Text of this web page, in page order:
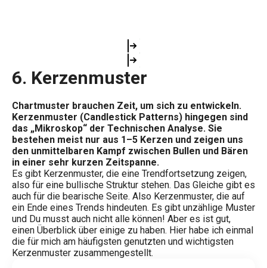
6. Kerzenmuster
Chartmuster brauchen Zeit, um sich zu entwickeln.
Kerzenmuster (Candlestick Patterns) hingegen sind
das „Mikroskop“ der Technischen Analyse. Sie
bestehen meist nur aus 1–5 Kerzen und zeigen uns
den unmittelbaren Kampf zwischen Bullen und Bären
in einer sehr kurzen Zeitspanne.
Es gibt Kerzenmuster, die eine Trendfortsetzung zeigen,
also für eine bullische Struktur stehen. Das Gleiche gibt es
auch für die bearische Seite. Also Kerzenmuster, die auf
ein Ende eines Trends hindeuten. Es gibt unzählige Muster
und Du musst auch nicht alle können! Aber es ist gut,
einen Überblick über einige zu haben. Hier habe ich einmal
die für mich am häufigsten genutzten und wichtigsten
Kerzenmuster zusammengestellt.